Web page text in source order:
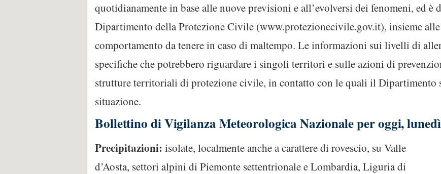
quotidianamente in base alle nuove previsioni e all’evolversi dei fenomeni, ed
Dipartimento della Protezione Civile (www.protezionecivile.gov.it), insieme
comportamento da tenere in caso di maltempo. Le informazioni sui livelli di
specifiche che potrebbero riguardare i singoli territori e sulle azioni di
strutture territoriali di protezione civile, in contatto con le quali il Dipartimento
situazione.
Bollettino di Vigilanza Meteorologica Nazionale per oggi,
Precipitazioni: isolate, localmente anche a carattere di rovescio, su Valle
d’Aosta, settori alpini di Piemonte settentrionale e Lombardia, Liguria di